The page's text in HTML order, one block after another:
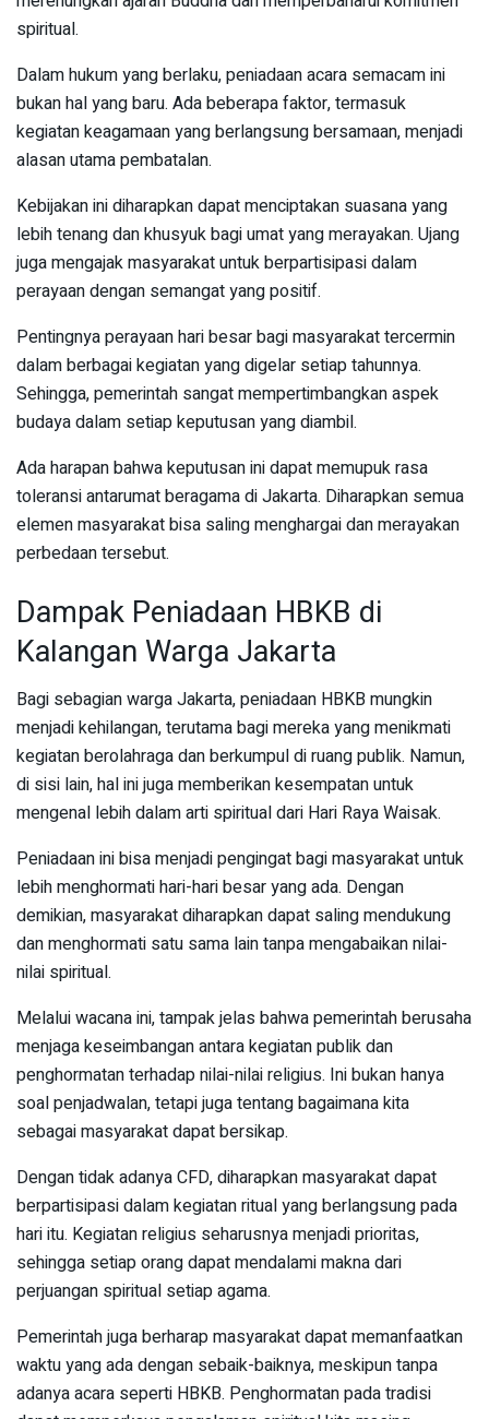
spiritual.
Dalam hukum yang berlaku, peniadaan acara semacam ini
bukan hal yang baru. Ada beberapa faktor, termasuk
kegiatan keagamaan yang berlangsung bersamaan, menjadi
alasan utama pembatalan.
Kebijakan ini diharapkan dapat menciptakan suasana yang
lebih tenang dan khusyuk bagi umat yang merayakan. Ujang
juga mengajak masyarakat untuk berpartisipasi dalam
perayaan dengan semangat yang positif.
Pentingnya perayaan hari besar bagi masyarakat tercermin
dalam berbagai kegiatan yang digelar setiap tahunnya.
Sehingga, pemerintah sangat mempertimbangkan aspek
budaya dalam setiap keputusan yang diambil.
Ada harapan bahwa keputusan ini dapat memupuk rasa
toleransi antarumat beragama di Jakarta. Diharapkan semua
elemen masyarakat bisa saling menghargai dan merayakan
perbedaan tersebut.
Dampak Peniadaan HBKB di
Kalangan Warga Jakarta
Bagi sebagian warga Jakarta, peniadaan HBKB mungkin
menjadi kehilangan, terutama bagi mereka yang menikmati
kegiatan berolahraga dan berkumpul di ruang publik. Namun,
di sisi lain, hal ini juga memberikan kesempatan untuk
mengenal lebih dalam arti spiritual dari Hari Raya Waisak.
Peniadaan ini bisa menjadi pengingat bagi masyarakat untuk
lebih menghormati hari-hari besar yang ada. Dengan
demikian, masyarakat diharapkan dapat saling mendukung
dan menghormati satu sama lain tanpa mengabaikan nilai-
nilai spiritual.
Melalui wacana ini, tampak jelas bahwa pemerintah berusaha
menjaga keseimbangan antara kegiatan publik dan
penghormatan terhadap nilai-nilai religius. Ini bukan hanya
soal penjadwalan, tetapi juga tentang bagaimana kita
sebagai masyarakat dapat bersikap.
Dengan tidak adanya CFD, diharapkan masyarakat dapat
berpartisipasi dalam kegiatan ritual yang berlangsung pada
hari itu. Kegiatan religius seharusnya menjadi prioritas,
sehingga setiap orang dapat mendalami makna dari
perjuangan spiritual setiap agama.
Pemerintah juga berharap masyarakat dapat memanfaatkan
waktu yang ada dengan sebaik-baiknya, meskipun tanpa
adanya acara seperti HBKB. Penghormatan pada tradisi